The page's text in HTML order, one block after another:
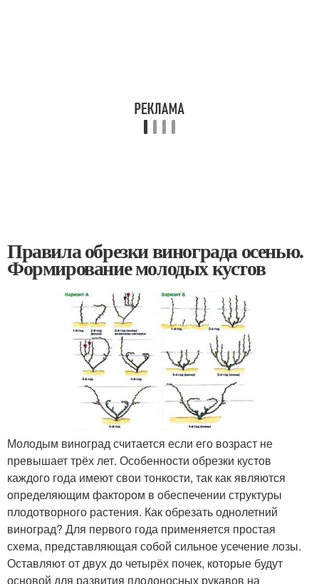
Правила обрезки винограда осенью.
Формирование молодых кустов
Молодым виноград считается если его возраст не
превышает трёх лет. Особенности обрезки кустов
каждого года имеют свои тонкости, так как являются
определяющим фактором в обеспечении структуры
плодотворного растения. Как обрезать однолетний
виноград? Для первого года применяется простая
схема, представляющая собой сильное усечение лозы.
Оставляют от двух до четырёх почек, которые будут
основой для развития плодоносных рукавов на